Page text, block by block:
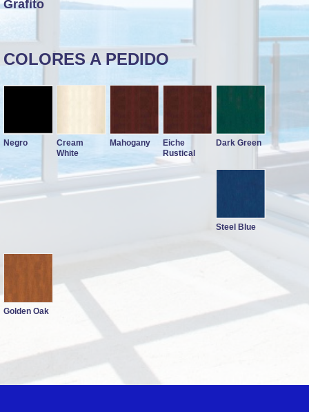
Grafito
COLORES A PEDIDO
Negro
Cream
White
Mahogany
Eiche
Rustical
Dark Green
Steel Blue
Golden Oak